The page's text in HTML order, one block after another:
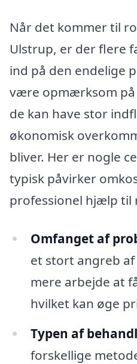
Når det kommer til
Ulstrup, er der flere
ind på den endelige
være opmærksom på
de kan have stor
økonomisk
bliver. Her er nogle
typisk påvirker
professionel hjælp
Omfanget af
et stort angreb
mere arbejde at
hvilket kan øge
Typen af
forskellige